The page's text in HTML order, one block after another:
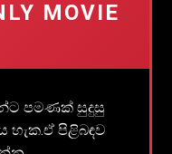
සුදුසු දෙබස්
MOVIE
පමණක් සුදුසු
හැක.ඒ පිළිබඳව